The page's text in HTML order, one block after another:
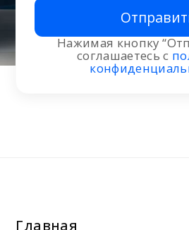
Нажимая кнопку
соглашаетесь с
Главная